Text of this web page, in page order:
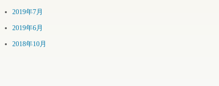
2019年7月
2019年6月
2018年10月